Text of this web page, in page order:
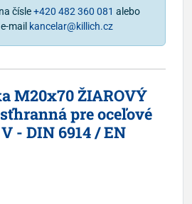
čísle+420 482 360 081 alebo
mail kancelar@killich.cz
M20x70 ŽIAROVÝ
pre oceľové
- DIN 6914 / EN